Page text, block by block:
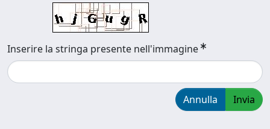
Inserire la stringa presente nell'immagine
Annulla Invia